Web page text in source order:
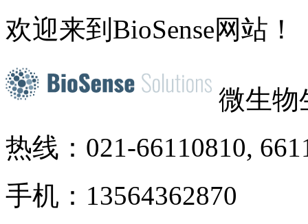
欢迎来到BioSense网站！
微生物
热线：021-66110810,
手机：13564362870